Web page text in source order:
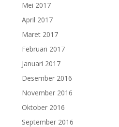
Mei 2017
April 2017
Maret 2017
Februari 2017
Januari 2017
Desember 2016
November 2016
Oktober 2016
September 2016